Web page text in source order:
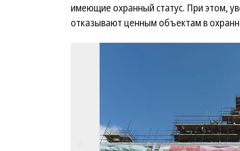
имеющие охранный статус. При этом,
отказывают ценным объектам в